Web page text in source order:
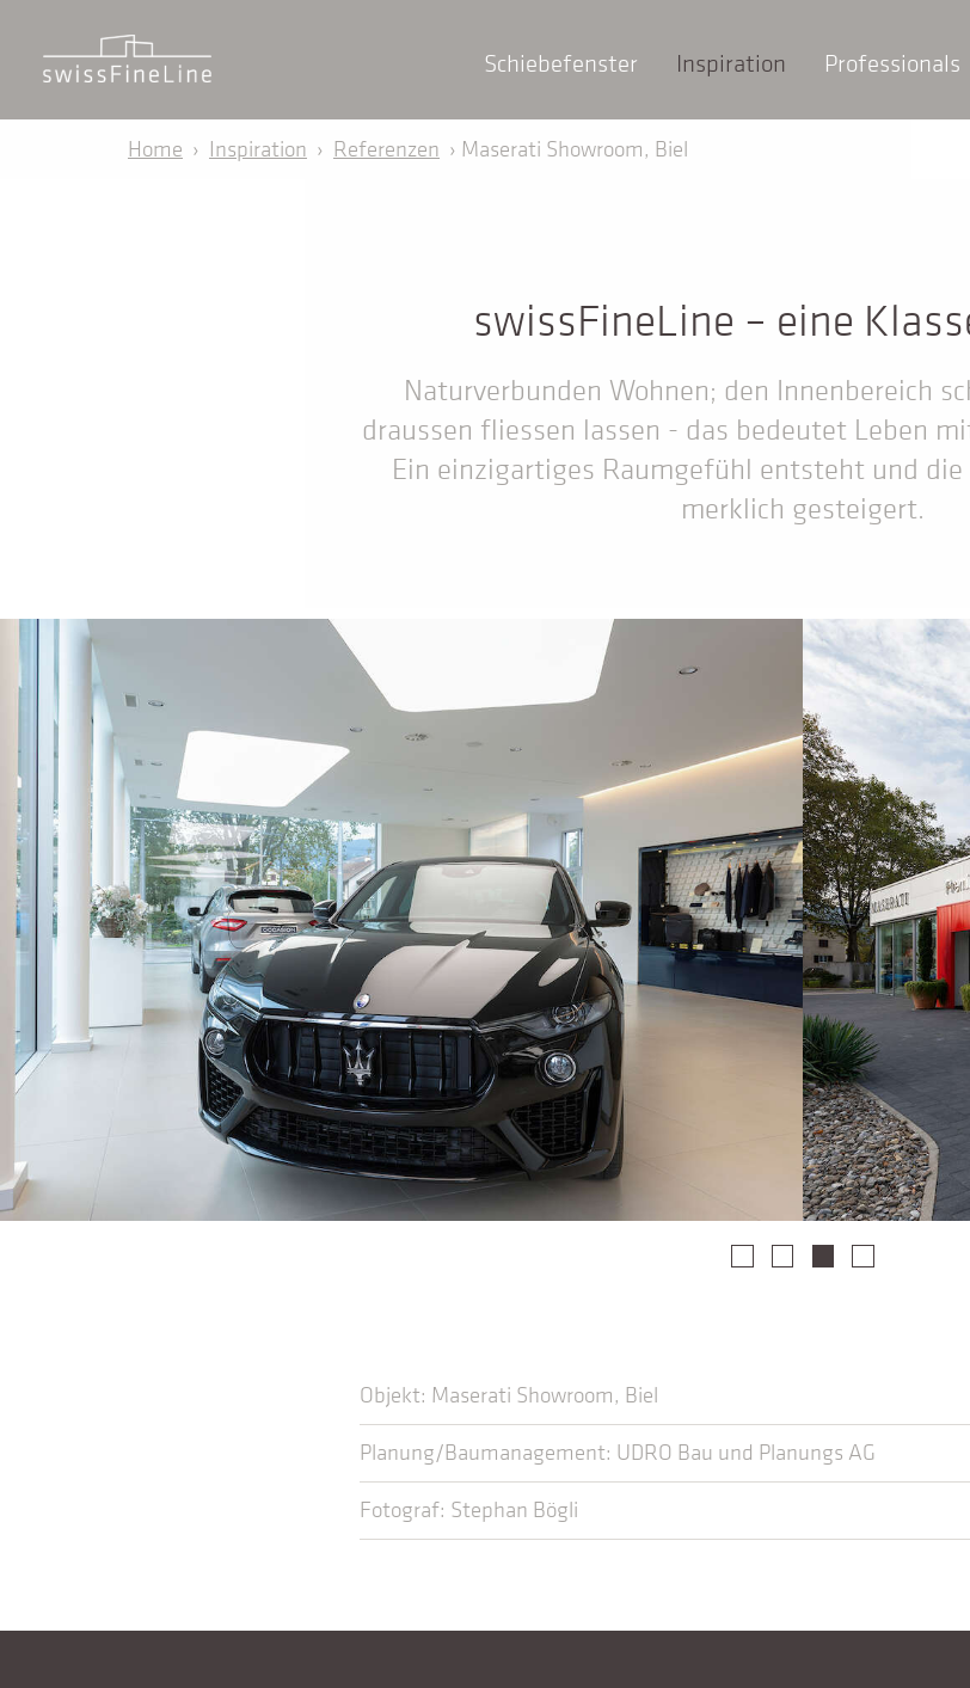
Schiebefenster Inspiration Professionals
Home › Inspiration › Referenzen › Maserati Showroom, Biel
swissFineLine – eine
Naturverbunden Wohnen; den Innenbereich
draussen fliessen lassen - das bedeutet Leben
Ein einzigartiges Raumgefühl entsteht und
merklich gesteigert.
Objekt: Maserati Showroom, Biel
Planung/Baumanagement: UDRO Bau und Planungs AG
Fotograf: Stephan Bögli